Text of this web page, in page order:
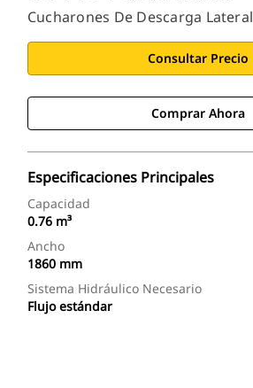
Cucharones De Descarga Lateral
Consultar Precio
Comprar Ahora
Especificaciones Principales
Capacidad
0.76 m³
Ancho
1860 mm
Sistema Hidráulico Necesario
Flujo estándar